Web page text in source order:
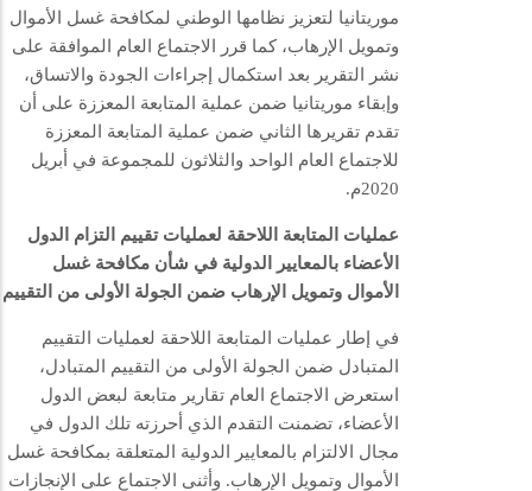
موريتانيا لتعزيز نظامها الوطني لمكافحة غسل الأموال
وتمويل الإرهاب، كما قرر الاجتماع العام الموافقة على
نشر التقرير بعد استكمال إجراءات الجودة والاتساق،
وإبقاء موريتانيا ضمن عملية المتابعة المعززة على أن
تقدم تقريرها الثاني ضمن عملية المتابعة المعززة
للاجتماع العام الواحد والثلاثون للمجموعة في أبريل
2020م.
عمليات المتابعة اللاحقة لعمليات تقييم التزام الدول
الأعضاء بالمعايير الدولية في شأن مكافحة غسل
الأموال وتمويل الإرهاب ضمن الجولة الأولى من التقييم
في إطار عمليات المتابعة اللاحقة لعمليات التقييم
المتبادل ضمن الجولة الأولى من التقييم المتبادل،
استعرض الاجتماع العام تقارير متابعة لبعض الدول
الأعضاء، تضمنت التقدم الذي أحرزته تلك الدول في
مجال الالتزام بالمعايير الدولية المتعلقة بمكافحة غسل
الأموال وتمويل الإرهاب. وأثنى الاجتماع على الإنجازات